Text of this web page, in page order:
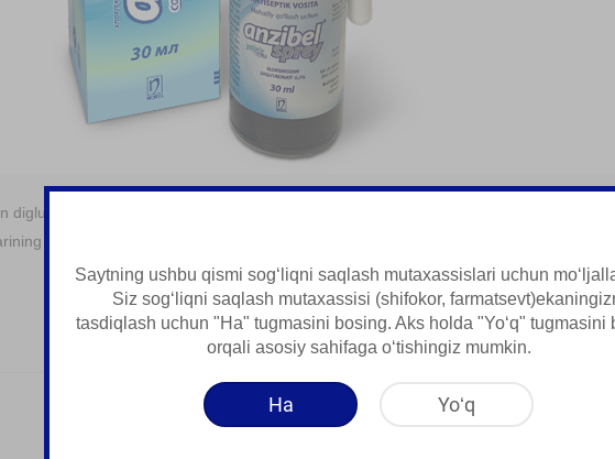
diglukonat
Kasalliklarini Davolash
Saytning ushbu qismi sogʻliqni saqlash mutaxassislari uchun
Siz sogʻliqni saqlash mutaxassisi (shifokor,
tasdiqlash uchun "Ha" tugmasini bosing. Aks holda "Yoʻq" tugmasini
orqali asosiy sahifaga oʻtishingiz mumkin.
Ha Yoʻq